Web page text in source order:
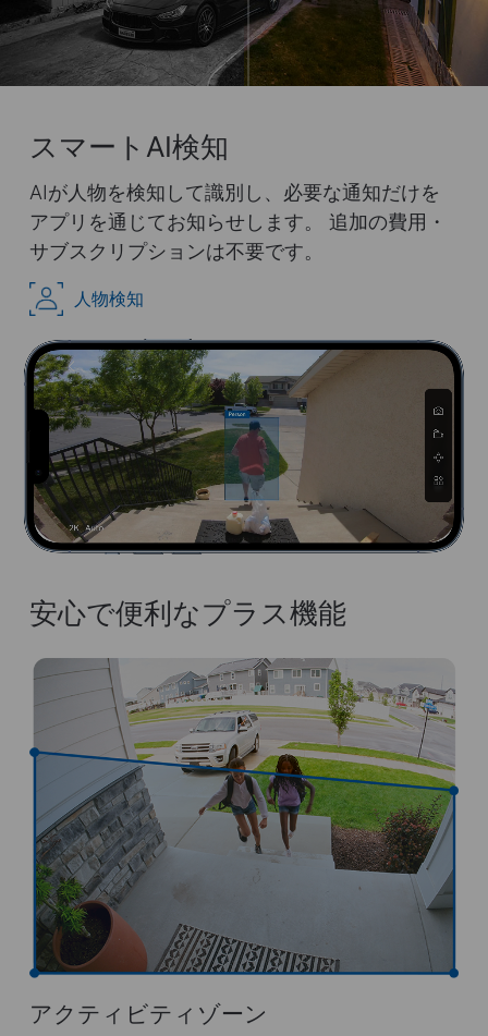
スマートAI検知
AIが人物を検知して識別し、必要な通知だけを
アプリを通じてお知らせします。 追加の費用・
サブスクリプションは不要です。
人物検知
安心で便利なプラス機能
アクティビティゾーン